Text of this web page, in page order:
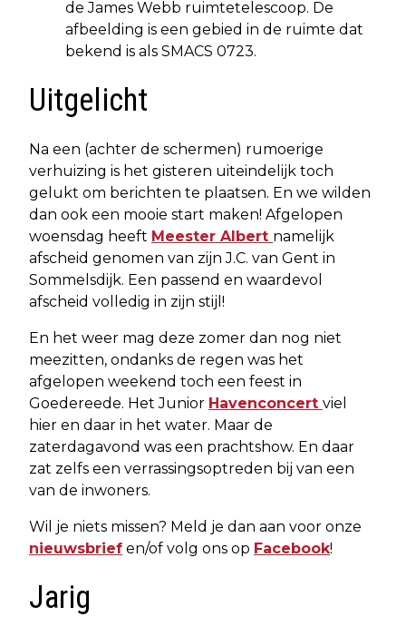
de James Webb ruimtetelescoop. De
afbeelding is een gebied in de ruimte dat
bekend is als SMACS 0723.
Uitgelicht
Na een (achter de schermen) rumoerige
verhuizing is het gisteren uiteindelijk toch
gelukt om berichten te plaatsen. En we wilden
dan ook een mooie start maken! Afgelopen
woensdag heeft Meester Albert namelijk
afscheid genomen van zijn J.C. van Gent in
Sommelsdijk. Een passend en waardevol
afscheid volledig in zijn stijl!
En het weer mag deze zomer dan nog niet
meezitten, ondanks de regen was het
afgelopen weekend toch een feest in
Goedereede. Het Junior Havenconcert viel
hier en daar in het water. Maar de
zaterdagavond was een prachtshow. En daar
zat zelfs een verrassingsoptreden bij van een
van de inwoners.
Wil je niets missen? Meld je dan aan voor onze
nieuwsbrief en/of volg ons op Facebook!
Jarig